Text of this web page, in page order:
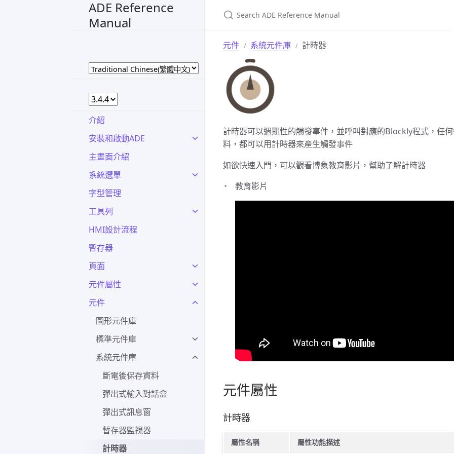
ADE Reference
Manual
介紹
安裝和啟動ADE
主畫面介紹
系統選單
字型管理
工具列
HMI設計流程
暫存器
頁面
元件屬性
元件
圖形元件庫
標準元件庫
系統元件庫
斷電後保存資料
彈出式輸入對話盒
彈出式訊息窗
暫存器監視器
計時器
元件 系統元件庫 計時器
計時器可以週期性的觸發事件，並呼叫對應的Blockly程式，任
料，都可以用計時器來產生觸發事件
如欲快速入門，可以觀看博象教育影片，幫助了解計時器
教育影片
元件屬性
計時器
屬性名稱 屬性功能描述